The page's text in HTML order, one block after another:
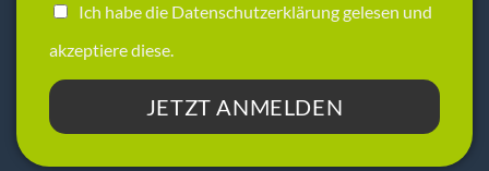
Ich habe die Datenschutzerklärunggelesen und
akzeptiere diese.